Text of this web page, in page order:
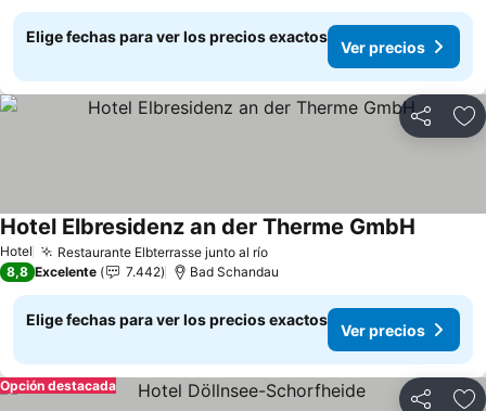
Elige fechas para ver los precios exactos
Ver precios
Compartir
Hotel Restaurante Elbterrasse junto al ríoVer precios
Hotel Elbresidenz an der Therme GmbH
8,8 Excelente 7.442 Bad Schandau
Elige fechas para ver los precios exactos
Ver precios
Opción destacada